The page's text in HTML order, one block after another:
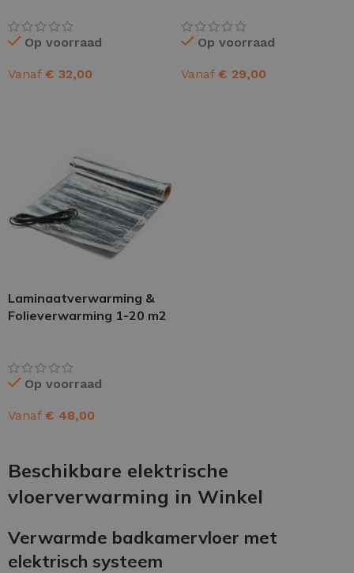
Op voorraad
Vanaf € 32,00
Op voorraad
Vanaf € 29,00
Laminaatverwarming &
Folieverwarming 1-20 m2
Op voorraad
Vanaf € 48,00
Beschikbare elektrische
vloerverwarming in Winkel
Verwarmde badkamervloer met
elektrisch systeem